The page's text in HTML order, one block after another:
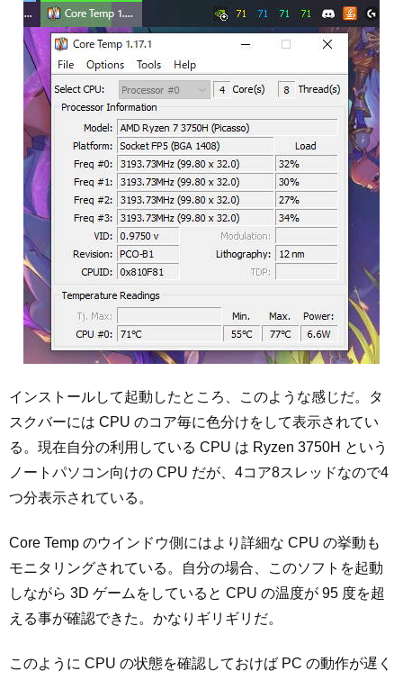
インストールして起動したところ、このような感じだ。タ
スクバーには CPU のコア毎に色分けをして表示されてい
る。現在自分の利用している CPU は Ryzen 3750H という
ノートパソコン向けの CPU だが、4コア8スレッドなので4
つ分表示されている。
Core Temp のウインドウ側にはより詳細な CPU の挙動も
モニタリングされている。自分の場合、このソフトを起動
しながら 3D ゲームをしていると CPU の温度が 95 度を超
える事が確認できた。かなりギリギリだ。
このように CPU の状態を確認しておけば PC の動作が遅く